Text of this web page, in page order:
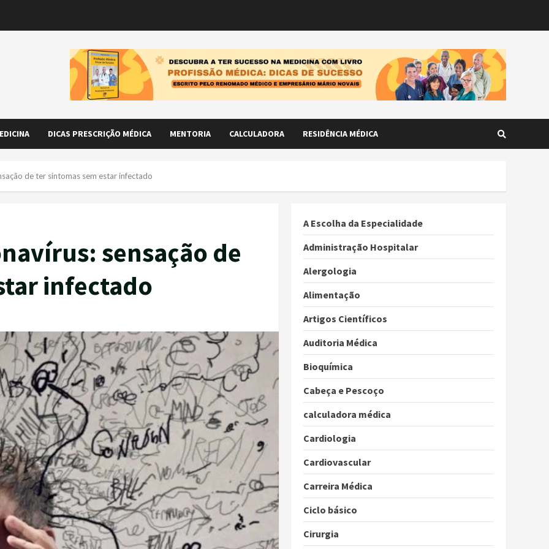
DICAS PRESCRIÇÃO MÉDICA MENTORIA CALCULADORA RESIDÊNCIA MÉDICA
de ter sintomas sem estar infectado
sensação de
infectado
A Escolha da Especialidade
Administração Hospitalar
Alergologia
Alimentação
Artigos Científicos
Auditoria Médica
Bioquímica
Cabeça e Pescoço
calculadora médica
Cardiologia
Cardiovascular
Carreira Médica
Ciclo básico
Cirurgia